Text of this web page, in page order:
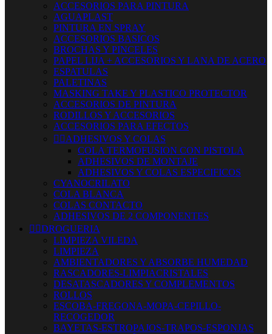
ACCESORIOS PARA PINTURA
AGUAPLAST
PINTURA EN SPRAY
ACCESORIOS BASICOS
BROCHAS Y PINCELES
PAPEL LIJA + ACCESORIOS Y LANA DE ACERO
ESPATULAS
PALETINAS
MASKING TAKE Y PLASTICO PROTECTOR
ACCESORIOS DE PINTURA
RODILLOS Y ACCESORIOS
ACCESORIOS PARA EFECTOS
 ADHESIVOS Y COLAS
COLA TERMOFUSION CON PISTOLA
ADHESIVOS DE MONTAJE
ADHESIVOS Y COLAS ESPECIFICOS
CYANOCRILATO
COLA BLANCA
COLAS CONTACTO
ADHESIVOS DE 2 COMPONENTES
 DROGUERIA
LIMPIEZA VILEDA
LIMPIEZA
AMBIENTADORES Y ABSORBE HUMEDAD
RASCADORES-LIMPIACRISTALES
DESATASCADORES Y COMPLEMENTOS
ROLLOS
ESCOBA-FREGONA-MOPA-CEPILLO-
RECOGEDOR
BAYETAS-ESTROPAJOS-TRAPOS-ESPONJAS